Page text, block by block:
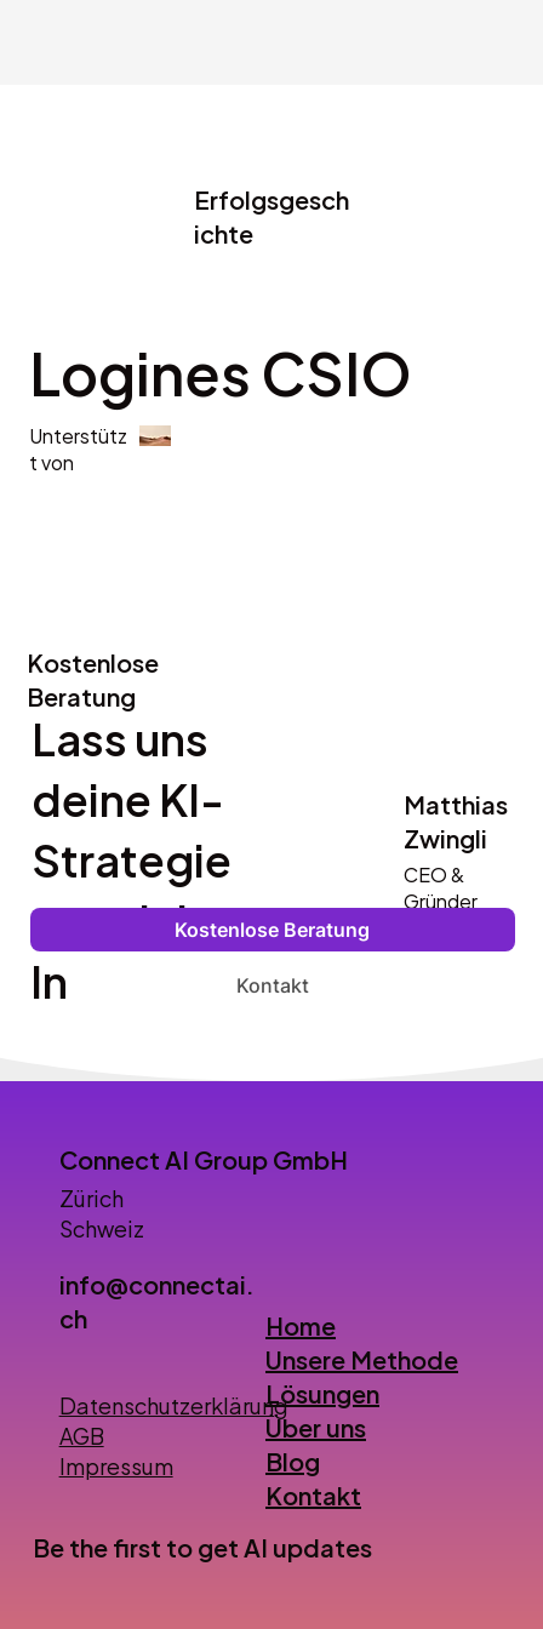
Erfolgsgesch
ichte
Logines CSIO
Unterstütz
t von
Matthias
Zwingli
CEO &
Gründer
Kostenlose
Beratung
Lass uns
deine KI-
Strategie
entwicke
ln
Kostenlose Beratung
Kontakt
Connect AI Group GmbH
Zürich
Schweiz
info@connectai.
ch
Home
Unsere Methode
Lösungen
Über uns
Blog
Kontakt
Datenschutzerklärung
AGB
Impressum
Be the first to get AI updates